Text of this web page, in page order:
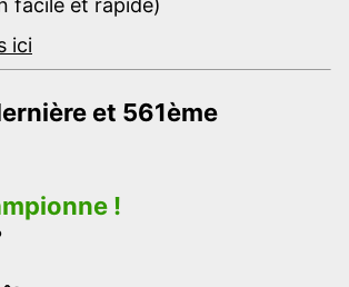
facile et rapide)
ici
et 561ème
!